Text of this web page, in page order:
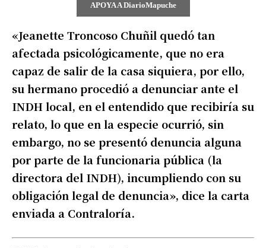
APOYA A DiarioMapuche
«Jeanette Troncoso Chuñil quedó tan
afectada psicológicamente, que no era
capaz de salir de la casa siquiera, por ello,
su hermano procedió a denunciar ante el
INDH local, en el entendido que recibiría su
relato, lo que en la especie ocurrió, sin
embargo, no se presentó denuncia alguna
por parte de la funcionaria pública (la
directora del INDH), incumpliendo con su
obligación legal de denuncia», dice la carta
enviada a Contraloría.